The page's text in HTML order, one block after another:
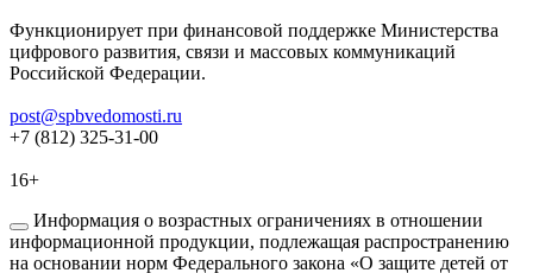
Функционирует при финансовой поддержке Министерства
цифрового развития, связи и массовых коммуникаций
Российской Федерации.
post@spbvedomosti.ru
+7 (812) 325-31-00
16+
Информация о возрастных ограничениях в отношении
информационной продукции, подлежащая распространению
на основании норм Федерального закона «О защите детей от